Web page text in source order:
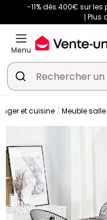
-11% dès 400€ sur
Plus
Menu
et cuisine Meuble